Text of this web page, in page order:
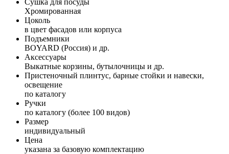
Хромированная
Цоколь
в цвет фасадов или корпуса
Подъемники
BOYARD (Россия) и др.
Аксессуары
Выкатные корзины, бутылочницы и др.
Пристеночный плинтус, барные стойки и навески,
освещение
по каталогу
Ручки
по каталогу (более 100 видов)
Размер
индивидуальный
Цена
указана за базовую комплектацию